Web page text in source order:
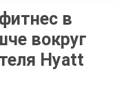
в
вокруг
Hyatt